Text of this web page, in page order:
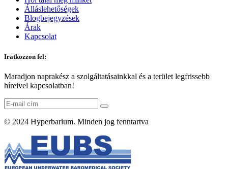
Álláslehetőségek
Blogbejegyzések
Árak
Kapcsolat
Iratkozzon fel:
Maradjon naprakész a szolgáltatásainkkal és a terület legfrissebb
híreivel kapcsolatban!
© 2024 Hyperbarium. Minden jog fenntartva